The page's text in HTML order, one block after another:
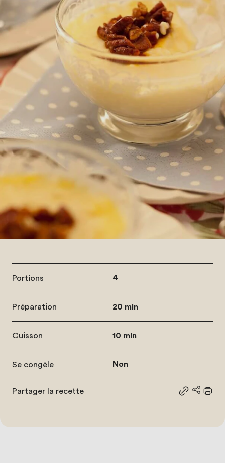
Portions 4
Préparation 20 min
Cuisson 10 min
Se congèle Non
Partager la recette
Partager